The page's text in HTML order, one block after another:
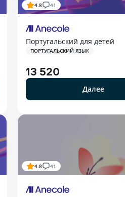
4.8 41
Португальский для детей
ПОРТУГАЛЬСКИЙ ЯЗЫК
13 520
Далее
4.8 41